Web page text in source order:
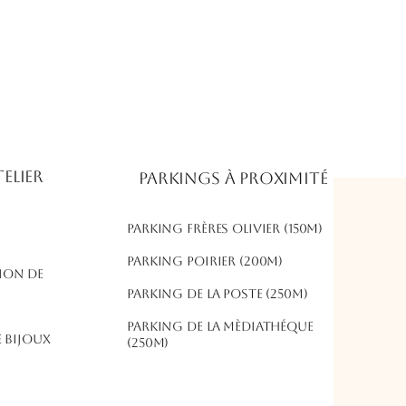
de
bijoux
Parkings à proximité
Parking frères olivier (150m)
​Parking poirier (200m)
parking de la poste (250m)
parking de la mèdiathéque
(250m)